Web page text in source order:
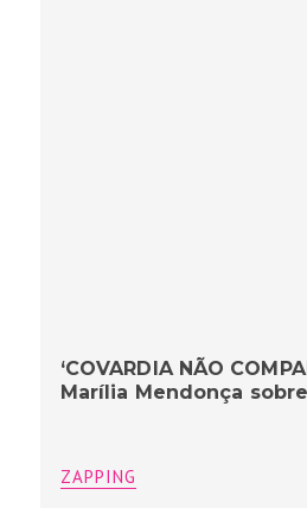
‘COVARDIA NÃO
Marília Mendonça
ZAPPING